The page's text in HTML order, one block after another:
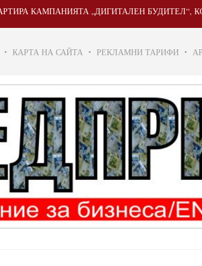
„ДИГИТАЛЕН БУДИТЕЛ“, КОЯТО ЩЕ
КАРТА НА САЙТА РЕКЛАМНИ ТАРИФИ